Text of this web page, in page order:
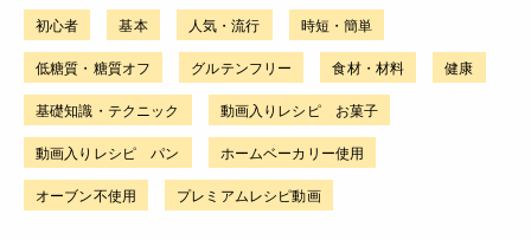
初心者 基本 人気・流行 時短・簡単
低糖質・糖質オフ グルテンフリー 食材・材料 健康
基礎知識・テクニック 動画入りレシピ お菓子
動画入りレシピ パン ホームベーカリー使用
オーブン不使用 プレミアムレシピ動画